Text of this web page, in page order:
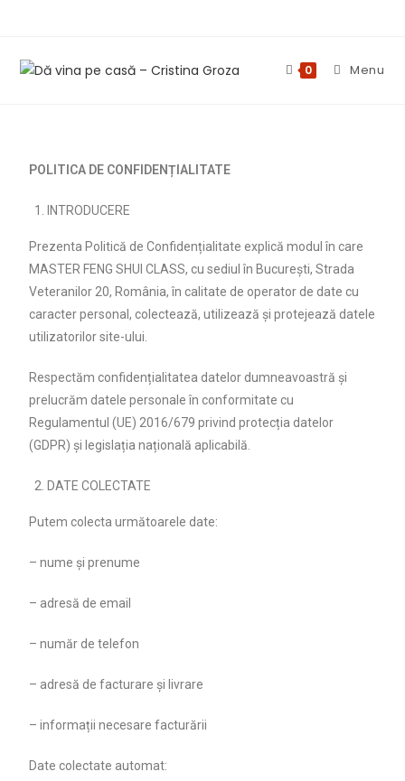
0 Menu
POLITICA DE CONFIDENȚIALITATE
INTRODUCERE
Prezenta Politică de Confidențialitate explică modul în care
MASTER FENG SHUI CLASS, cu sediul în București, Strada
Veteranilor 20, România, în calitate de operator de date cu
caracter personal, colectează, utilizează și protejează datele
utilizatorilor site-ului.
Respectăm confidențialitatea datelor dumneavoastră și
prelucrăm datele personale în conformitate cu
Regulamentul (UE) 2016/679 privind protecția datelor
(GDPR) și legislația națională aplicabilă.
DATE COLECTATE
Putem colecta următoarele date:
– nume și prenume
– adresă de email
– număr de telefon
– adresă de facturare și livrare
– informații necesare facturării
Date colectate automat: